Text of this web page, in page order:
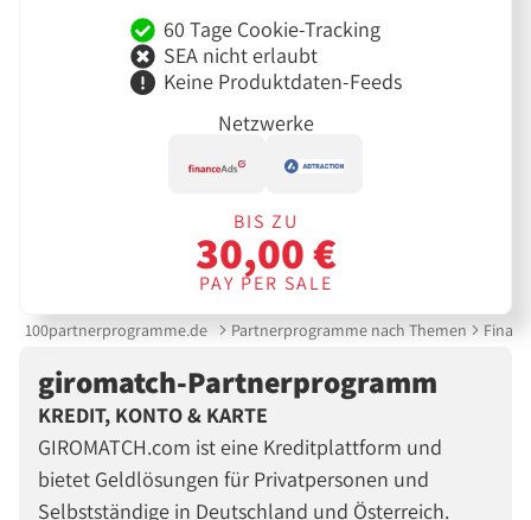
60 Tage Cookie-Tracking
SEA nicht erlaubt
Keine Produktdaten-Feeds
Netzwerke
BIS ZU
30,00 €
PAY PER SALE
100partnerprogramme.de Partnerprogramme nach Themen
giromatch-Partnerprogramm
KREDIT, KONTO & KARTE
GIROMATCH.com ist eine Kreditplattform und
bietet Geldlösungen für Privatpersonen und
Selbstständige in Deutschland und Österreich.